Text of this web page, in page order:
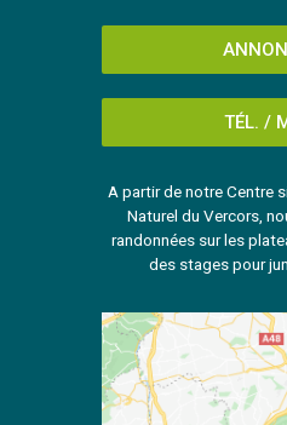
TÉL. /
A partir de notre Centre
Naturel du Vercors,
randonnées sur les
des stages pour